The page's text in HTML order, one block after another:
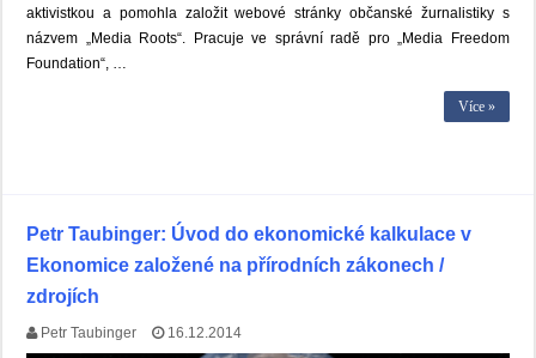
aktivistkou a pomohla založit webové stránky občanské žurnalistiky s
názvem „Media Roots“. Pracuje ve správní radě pro „Media Freedom
Foundation“, …
Více »
Petr Taubinger: Úvod do ekonomické kalkulace v
Ekonomice založené na přírodních zákonech /
zdrojích
Petr Taubinger 16.12.2014